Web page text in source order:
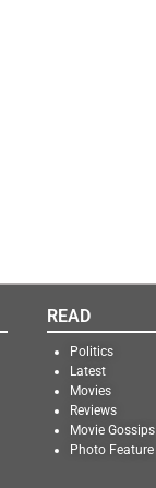
READ
Politics
Latest
Movies
Reviews
Movie Gossips
Photo Feature